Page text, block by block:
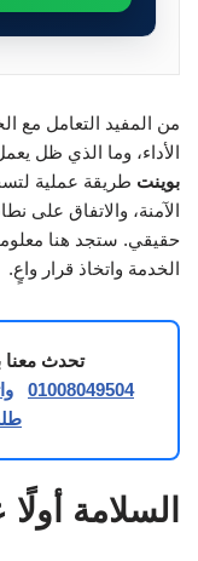
من المفيد التعامل مع
الأداء، وما الذي ظل
بوينت طريقة عملية
الآمنة، والاتفاق على
حقيقي. ستجد هنا
الخدمة واتخاذ قرار واعٍ.
تحدث معنا
01008049504
السلامة